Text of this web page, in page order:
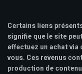
Certains liens
signifie que le site
effectuez un achat via
vous. Ces revenus
production de